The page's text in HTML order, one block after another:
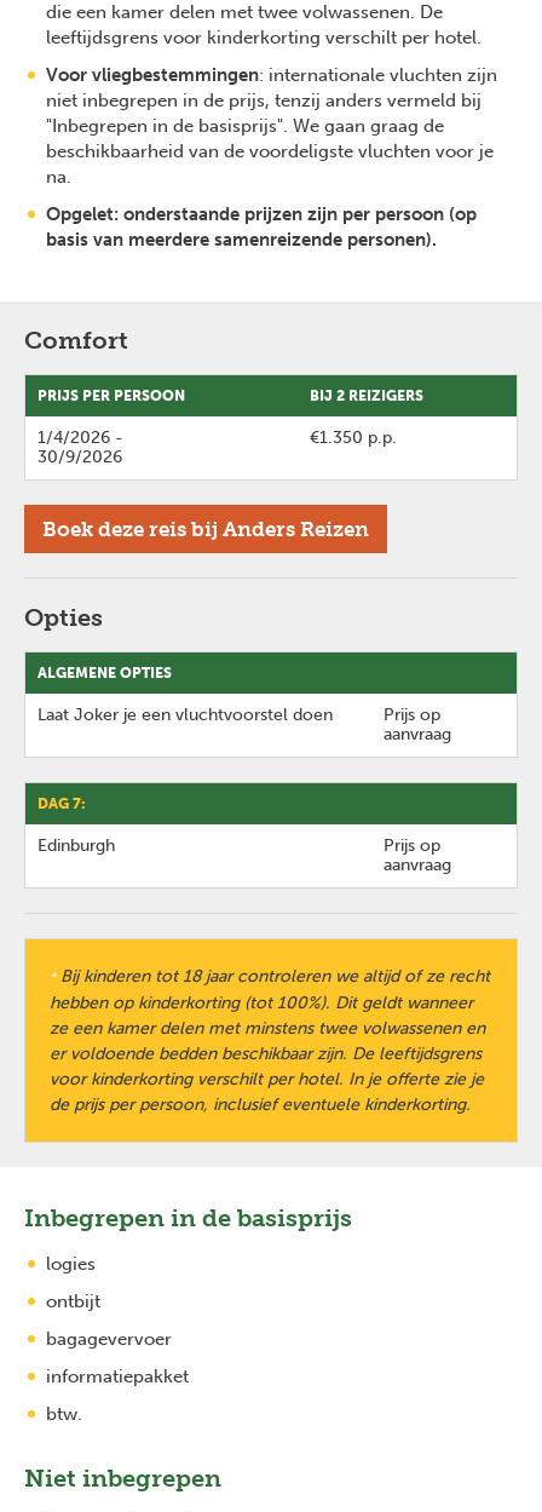
die een kamer delen met twee volwassenen. De
leeftijdsgrens voor kinderkorting verschilt per hotel.
Voor vliegbestemmingen: internationale vluchten zijn
niet inbegrepen in de prijs, tenzij anders vermeld bij
"Inbegrepen in de basisprijs". We gaan graag de
beschikbaarheid van de voordeligste vluchten voor je
na.
Opgelet: onderstaande prijzen zijn per persoon (op
basis van meerdere samenreizende personen).
Comfort
PRIJS PER PERSOON BIJ 2 REIZIGERS
1/4/2026 -
30/9/2026
€1.350 p.p.
Boek deze reis bij Anders Reizen
Opties
ALGEMENE OPTIES
Laat Joker je een vluchtvoorstel doen
Prijs op
aanvraag
DAG 7:
Edinburgh
Prijs op
aanvraag
*Bij kinderen tot 18 jaar controleren we altijd of ze recht
hebben op kinderkorting (tot 100%). Dit geldt wanneer
ze een kamer delen met minstens twee volwassenen en
er voldoende bedden beschikbaar zijn. De leeftijdsgrens
voor kinderkorting verschilt per hotel. In je offerte zie je
de prijs per persoon, inclusief eventuele kinderkorting.
Inbegrepen in de basisprijs
logies
ontbijt
bagagevervoer
informatiepakket
btw.
Niet inbegrepen
Previous